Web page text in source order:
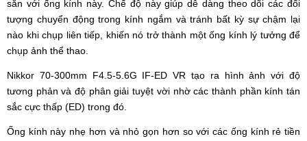
sẵn với ống kính này. Chế độ này giúp dễ dàng theo dõi các đối
tượng chuyển động trong kính ngắm và tránh bất kỳ sự chậm lại
nào khi chụp liên tiếp, khiến nó trở thành một ống kính lý tưởng để
chụp ảnh thể thao.
Nikkor 70-300mm F4.5-5.6G IF-ED VR tạo ra hình ảnh với độ
tương phản và độ phân giải tuyệt vời nhờ các thành phần kính tán
sắc cực thấp (ED) trong đó.
Ống kính này nhẹ hơn và nhỏ gọn hơn so với các ống kính rẻ tiền